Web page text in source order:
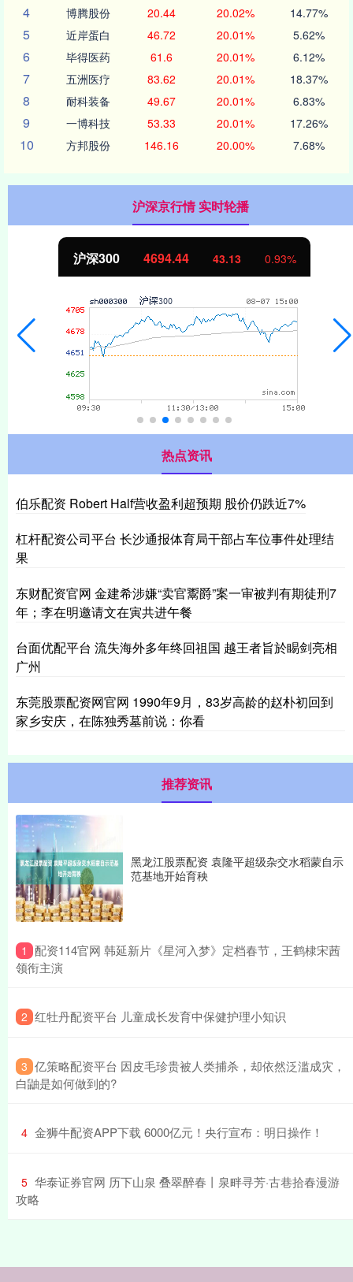
4 博腾股份 20.44 20.02% 14.77%
5 近岸蛋白 46.72 20.01% 5.62%
6 毕得医药 61.6 20.01% 6.12%
7 五洲医疗 83.62 20.01% 18.37%
8 耐科装备 49.67 20.01% 6.83%
9 一博科技 53.33 20.01% 17.26%
10 方邦股份 146.16 20.00% 7.68%
沪深京行情 实时轮播
北证50 1134.24 11.37 1.01%
热点资讯
伯乐配资 Robert Half营收盈利超预期 股价仍跌近7%
杠杆配资公司平台 长沙通报体育局干部占车位事件处理结
果
东财配资官网 金建希涉嫌“卖官鬻爵”案一审被判有期徒刑7
年；李在明邀请文在寅共进午餐
台面优配平台 流失海外多年终回祖国 越王者旨於睗剑亮相
广州
东莞股票配资网官网 1990年9月，83岁高龄的赵朴初回到
家乡安庆，在陈独秀墓前说：你看
推荐资讯
黑龙江股票配资 袁隆平超级杂交水稻蒙自示
范基地开始育秧
1 ​配资114官网 韩延新片《星河入梦》定档春节，王鹤棣宋茜
领衔主演
2 ​红牡丹配资平台 儿童成长发育中保健护理小知识
3 ​亿策略配资平台 因皮毛珍贵被人类捕杀，却依然泛滥成灾，
白鼬是如何做到的?
4 ​金狮牛配资APP下载 6000亿元！央行宣布：明日操作！
5 ​华泰证券官网 历下山泉 叠翠醉春丨泉畔寻芳·古巷拾春漫游
攻略